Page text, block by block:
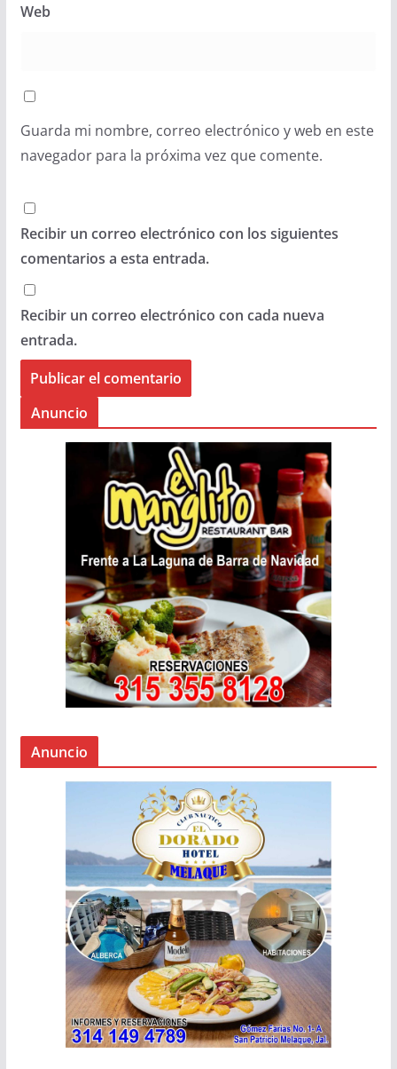
Web
Guarda mi nombre, correo electrónico y web en este
navegador para la próxima vez que comente.
Recibir un correo electrónico con los siguientes
comentarios a esta entrada.
Recibir un correo electrónico con cada nueva
entrada.
Anuncio
Anuncio